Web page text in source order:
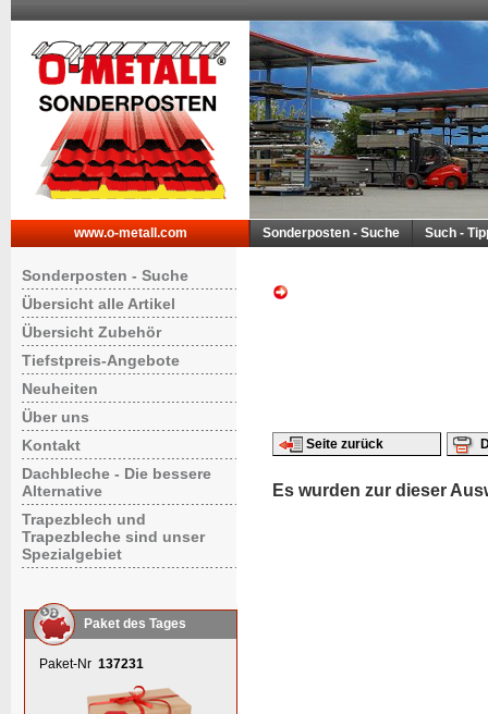
www.o-metall.com Sonderposten - Suche Such -
Sonderposten - Suche
Übersicht alle Artikel
Übersicht Zubehör
Tiefstpreis-Angebote
Neuheiten
Über uns
Kontakt
Dachbleche - Die bessere
Alternative
Trapezblech und
Trapezbleche sind unser
Spezialgebiet
Paket des Tages
Paket-Nr 137231
Seite zurück
Es wurden zur dieser